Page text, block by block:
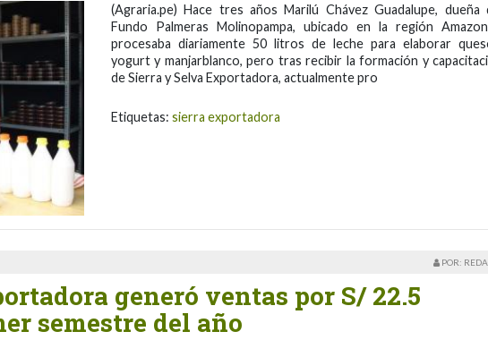
(Agraria.pe) Hace tres años Marilú Chávez Guadalupe, dueña
Fundo Palmeras Molinopampa, ubicado en la región
procesaba diariamente 50 litros de leche para elaborar
yogurt y manjarblanco, pero tras recibir la formación y
de Sierra y Selva Exportadora, actualmente pro
Etiquetas: sierra exportadora
POR:
generó ventas por S/ 22.5
semestre del año